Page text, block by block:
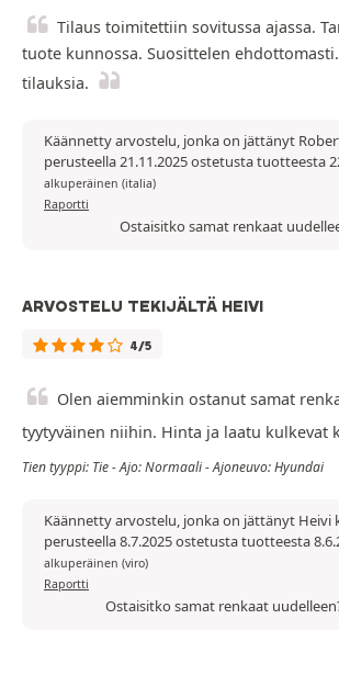
Tilaus toimitettiin sovitussa ajassa.
tuote kunnossa. Suosittelen ehdottomasti.
tilauksia.
Käännetty arvostelu, jonka on jättänyt
perusteella 21.11.2025 ostetusta tuotteesta
alkuperäinen (italia)
Raportti
Ostaisitko samat renkaat
ARVOSTELU TEKIJÄLTÄ HEIVI
4/5
Olen aiemminkin ostanut samat
tyytyväinen niihin. Hinta ja laatu kulkevat
Tien tyyppi: Tie - Ajo: Normaali - Ajoneuvo: Hyundai
Käännetty arvostelu, jonka on jättänyt Heivi
perusteella 8.7.2025 ostetusta tuotteesta
alkuperäinen (viro)
Raportti
Ostaisitko samat renkaat